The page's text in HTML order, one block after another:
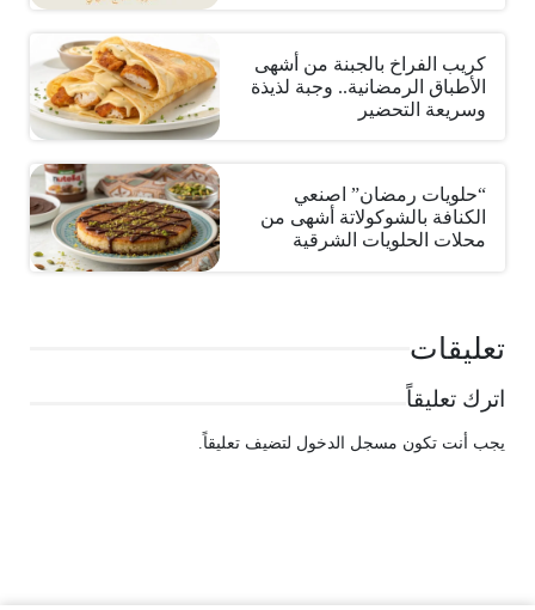
كريب الفراخ بالجبنة من أشهى
الأطباق الرمضانية.. وجبة لذيذة
وسريعة التحضير
“حلويات رمضان” اصنعي
الكنافة بالشوكولاتة أشهى من
محلات الحلويات الشرقية
تعليقات
اترك تعليقاً
يجب أنت تكون مسجل الدخول لتضيف تعليقاً.